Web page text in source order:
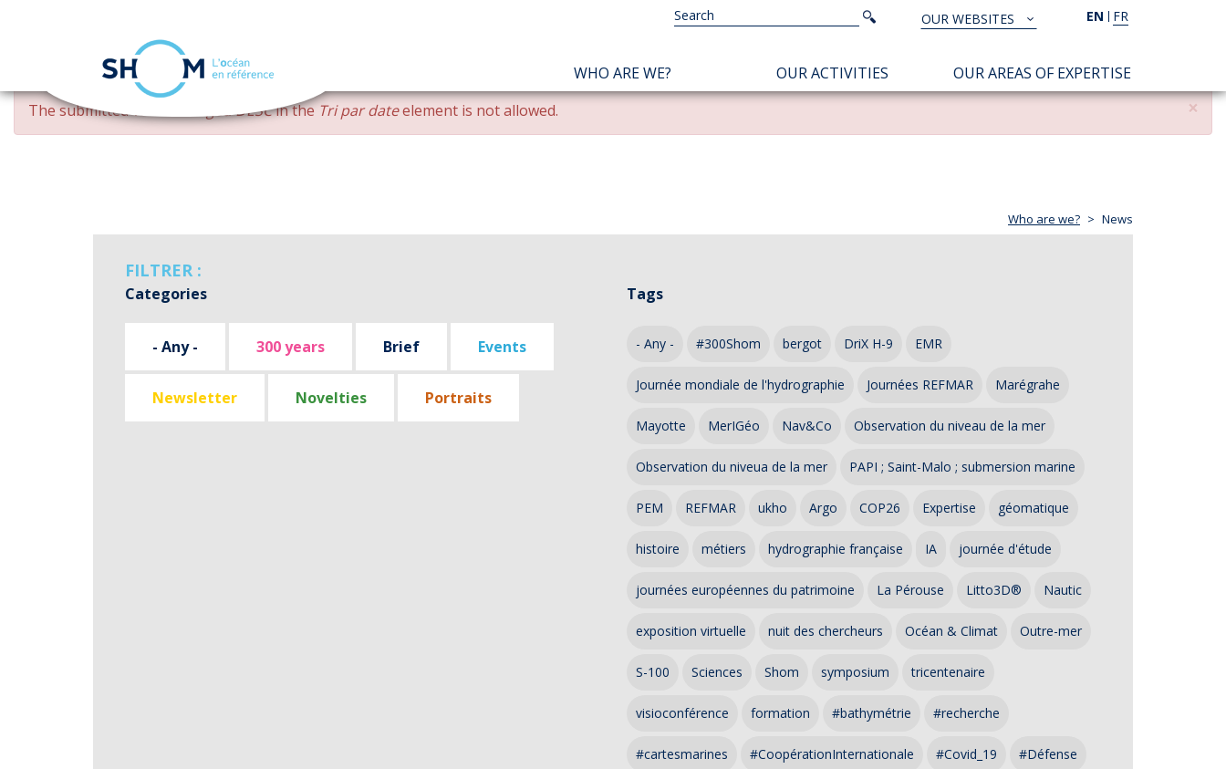
Skip
main
EN FR
TOUS
NOS
SITES
OUR WEBSITES
Search
Search
NAVIGATION
PRINCIPALE
WHO ARE WE? OUR ACTIVITIES OUR AREAS OF EXPERTISE
×
ERROR
MESSAGE
The submitted value changed DESCin theTri par dateelement is not allowed.
Who are we? News
FILTRER :
Categories
- Any - 300 years Brief Events
Newsletter Novelties Portraits
Tags
- Any - #300Shom bergot DriX H-9 EMR
Journée mondiale de l'hydrographie Journées REFMAR Marégrahe
Mayotte MerIGéo Nav&Co Observation du niveau de la mer
Observation du niveua de la mer PAPI ; Saint-Malo ; submersion marine
PEM REFMAR ukho Argo COP26 Expertise géomatique
histoire métiers hydrographie française IA journée d'étude
journées européennes du patrimoine La Pérouse Litto3D® Nautic
exposition virtuelle nuit des chercheurs Océan & Climat Outre-mer
S-100 Sciences Shom symposium tricentenaire
visioconférence formation #bathymétrie #recherche
#cartesmarines #CoopérationInternationale #Covid_19 #Défense